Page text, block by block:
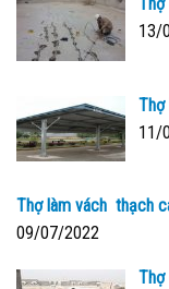
13/
Thợ
11/
Thợ làm vách thạch
09/07/2022
Thợ